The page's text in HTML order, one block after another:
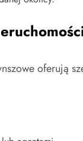
oferują